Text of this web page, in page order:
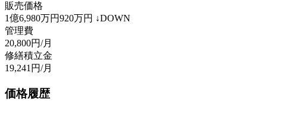
販売価格
1億6,980万円920万円 ↓DOWN
管理費
20,800円/月
修繕積立金
19,241円/月
価格履歴